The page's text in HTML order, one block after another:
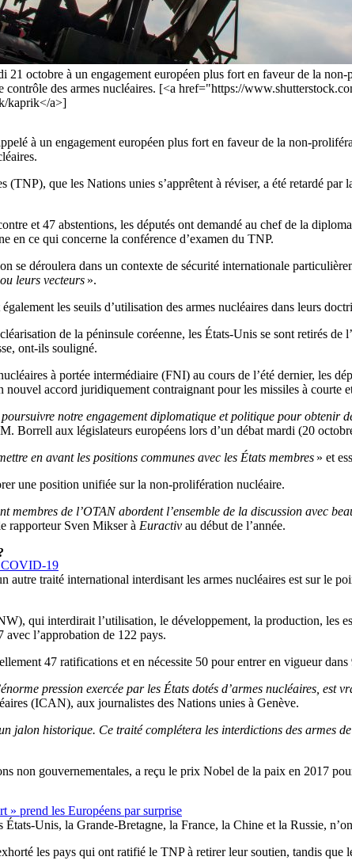
21 octobre à un engagement européen plus fort en faveur de la
contrôle des armes nucléaires. [<a href="https://
kaprik</a>]
à un engagement européen plus fort en faveur de la non-
que les Nations unies s’apprêtent à réviser, a été retardé
et 47 abstentions, les députés ont demandé au chef de la
en ce qui concerne la conférence d’examen du TNP.
se déroulera dans un contexte de sécurité internationale
leurs vecteurs ».
les seuils d’utilisation des armes nucléaires dans leurs
de la péninsule coréenne, les États-Unis se sont retirés
ont-ils souligné.
à portée intermédiaire (FNI) au cours de l’été dernier, les
nouvel accord juridiquement contraignant pour les missiles à courte
notre engagement diplomatique et politique pour
Borrell aux législateurs européens lors d’un débat mardi (20
en avant les positions communes avec les États membres » et
une position unifiée sur la non-prolifération nucléaire.
membres de l’OTAN abordent l’ensemble de la discussion avec
rapporteur Sven Mikser à Euractiv au début de l’année.
COVID-19
autre traité international interdisant les armes nucléaires est sur le
qui interdirait l’utilisation, le développement, la production, les
avec l’approbation de 122 pays.
47 ratifications et en nécessite 50 pour entrer en vigueur dans
pression exercée par les États dotés d’armes nucléaires, est
(ICAN), aux journalistes des Nations unies à Genève.
jalon historique. Ce traité complétera les interdictions des armes
non gouvernementales, a reçu le prix Nobel de la paix en 2017
» prend les Européens par surprise
États-Unis, la Grande-Bretagne, la France, la Chine et la Russie,
les pays qui ont ratifié le TNP à retirer leur soutien, tandis